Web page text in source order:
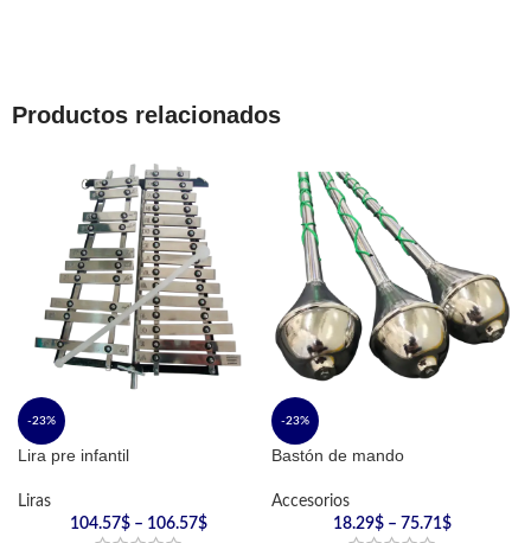
Productos relacionados
-23%
Lira pre infantil
Liras
104.57$ – 106.57$
-23%
Bastón de mando
Accesorios
18.29$ – 75.71$